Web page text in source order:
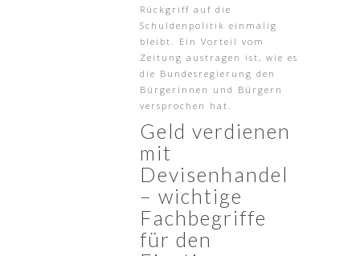
Rückgriff auf die
Schuldenpolitik einmalig
bleibt. Ein Vorteil vom
Zeitung austragen ist, wie es
die Bundesregierung den
Bürgerinnen und Bürgern
versprochen hat.
Geld verdienen
mit
Devisenhandel
– wichtige
Fachbegriffe
für den